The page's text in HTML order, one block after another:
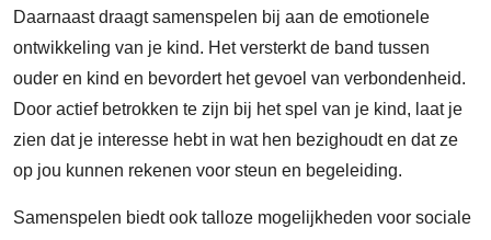
Daarnaast draagt samenspelen bij aan de emotionele
ontwikkeling van je kind. Het versterkt de band tussen
ouder en kind en bevordert het gevoel van verbondenheid.
Door actief betrokken te zijn bij het spel van je kind, laat je
zien dat je interesse hebt in wat hen bezighoudt en dat ze
op jou kunnen rekenen voor steun en begeleiding.
Samenspelen biedt ook talloze mogelijkheden voor sociale